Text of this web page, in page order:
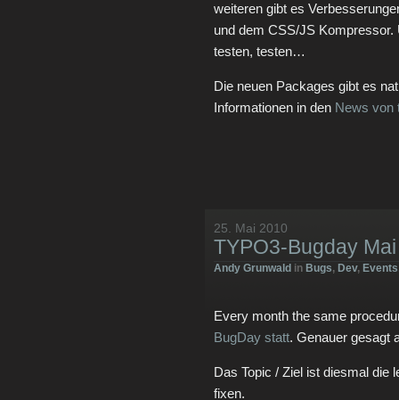
weiteren gibt es
und dem CSS/JS
testen, testen…
Die neuen Packages gibt es
Informationen in den News von
25. Mai 2010
TYPO3-Bugday
Andy Grunwald in Bugs, Dev, Events
Every month the same
BugDay statt. Genauer gesagt
Das Topic / Ziel ist diesmal die
fixen.